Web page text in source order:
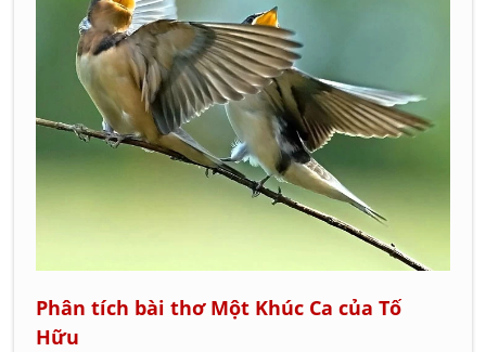
Phân tích bài thơ Một Khúc Ca của Tố
Hữu